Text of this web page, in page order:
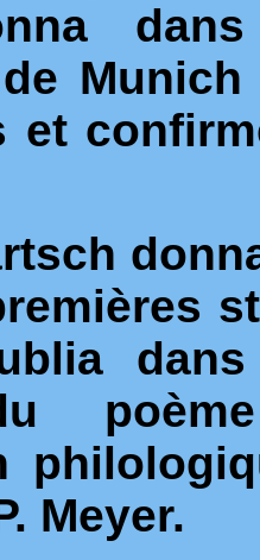
et
Meyer.